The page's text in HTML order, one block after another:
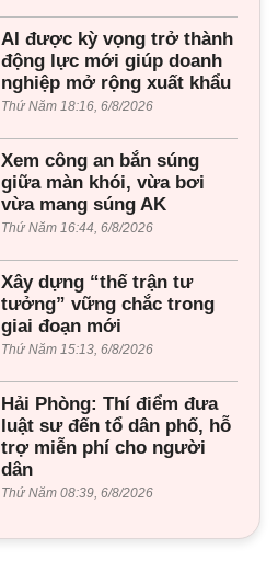
AI được kỳ vọng trở thành
động lực mới giúp doanh
nghiệp mở rộng xuất khẩu
Thứ Năm 18:16, 6/8/2026
Xem công an bắn súng
giữa màn khói, vừa bơi
vừa mang súng AK
Thứ Năm 16:44, 6/8/2026
Xây dựng “thế trận tư
tưởng” vững chắc trong
giai đoạn mới
Thứ Năm 15:13, 6/8/2026
Hải Phòng: Thí điểm đưa
luật sư đến tổ dân phố, hỗ
trợ miễn phí cho người
dân
Thứ Năm 08:39, 6/8/2026